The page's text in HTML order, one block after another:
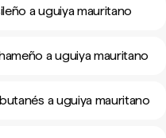
a uguiya mauritano
a uguiya mauritano
a uguiya mauritano